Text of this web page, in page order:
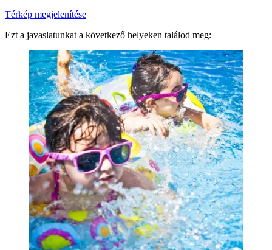
Térkép megjelenítése
Ezt a javaslatunkat a következő helyeken találod meg: